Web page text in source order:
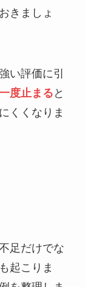
きましょ
い評価に引
度止まると
くくなりま
足だけでな
起こりま